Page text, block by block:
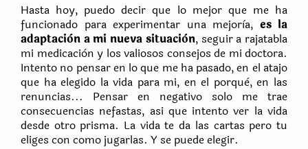
Hasta hoy, puedo decir que lo mejor que me ha
funcionado para experimentar una mejorìa, es la
adaptaciòn a mi nueva situaciòn, seguir a rajatabla
mi medicaciòn y los valiosos consejos de mi doctora.
Intento no pensar en lo que me ha pasado, en el atajo
que ha elegido la vida para mi, en el porquè, en las
renuncias... Pensar en negativo solo me trae
consecuencias nefastas, asi que intento ver la vida
desde otro prisma. La vida te da las cartas pero tu
eliges con como jugarlas. Y se puede elegir.